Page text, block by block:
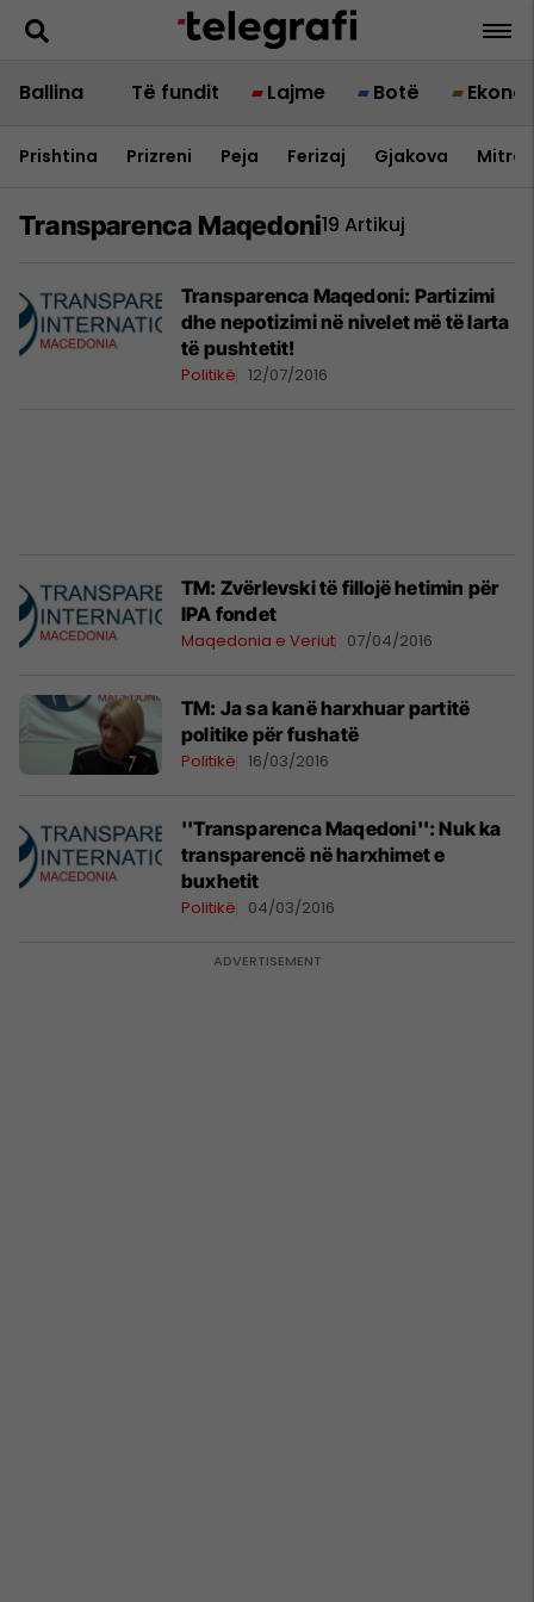
Ballina Të fundit Lajme Botë
Prishtina Prizreni Peja Ferizaj Gjakova
Transparenca Maqedoni19 Artikuj
Transparenca Maqedoni: Partizimi
dhe nepotizimi në nivelet më të larta
të pushtetit!
Politikë 12/07/2016
TM: Zvërlevski të fillojë hetimin për
IPA fondet
Maqedonia e Veriut 07/04/2016
TM: Ja sa kanë harxhuar partitë
politike për fushatë
Politikë 16/03/2016
''Transparenca Maqedoni'': Nuk ka
transparencë në harxhimet e
buxhetit
Politikë 04/03/2016